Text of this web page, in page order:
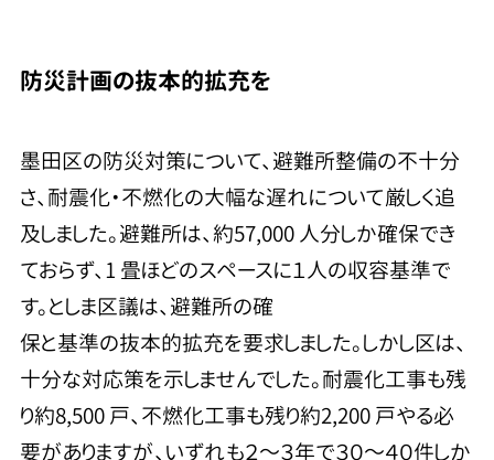
防災計画の抜本的拡充を
墨田区の防災対策について、避難所整備の不十分
さ、耐震化・不燃化の大幅な遅れについて厳しく追
及しました。避難所は、約57,000 人分しか確保でき
ておらず、1 畳ほどのスペースに１人の収容基準で
す。としま区議は、避難所の確
保と基準の抜本的拡充を要求しました。しかし区は、
十分な対応策を示しませんでした。耐震化工事も残
り約8,500 戸、不燃化工事も残り約2,200 戸やる必
要がありますが、いずれも２～３年で３０～４０件しか